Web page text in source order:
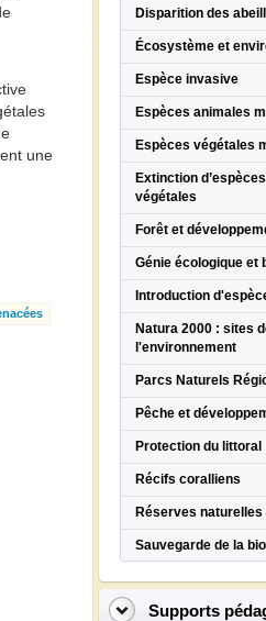
une
Disparition des
Écosystème et
Espèce invasive
Espèces animales
Espèces végétales
Extinction
végétales
Forêt et
Génie écologique et
Introduction
Natura 2000 : sites
l'environnement
Parcs Naturels
Pêche et
Protection du littoral
Récifs coralliens
Réserves naturelles
Sauvegarde de la
Supports